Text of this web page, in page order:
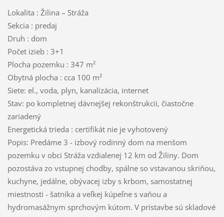
Lokalita : Žilina – Stráža
Sekcia : predaj
Druh : dom
Počet izieb : 3+1
Plocha pozemku : 347 m²
Obytná plocha : cca 100 m²
Siete: el., voda, plyn, kanalizácia, internet
Stav: po kompletnej dávnejšej rekonštrukcii, čiastočne
zariadený
Energetická trieda : certifikát nie je vyhotovený
Popis: Predáme 3 - izbový rodinný dom na menšom
pozemku v obci Stráža vzdialenej 12 km od Žiliny. Dom
pozostáva zo vstupnej chodby, spálne so vstavanou skriňou,
kuchyne, jedálne, obývacej izby s krbom, samostatnej
miestnosti - šatníka a veľkej kúpeľne s vaňou a
hydromasážnym sprchovým kútom. V prístavbe sú skladové